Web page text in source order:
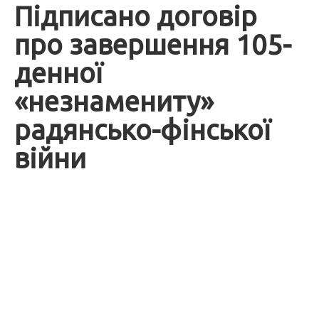
Підписано договір
про завершення 105-
денної
«незнамениту»
радянсько-фінської
війни